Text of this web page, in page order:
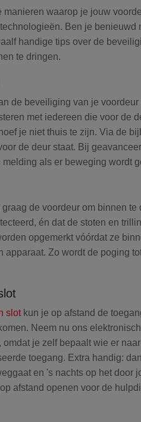
manieren waarop je jouw
Ben je
handige tips over de
te dringen.
de beveiliging van je
met iedereen die voor de
je niet thuis te zijn. Via de
de deur staat. Bij
als er beweging wordt
graag de voordeur om binnen te
én dat de stoten en
opgemerkt vóórdat ze
apparaat. Zo wordt de poging
slotkun je op afstand de
Neem nu ons
omdat je zelf bepaalt wie er
toegang. Extra handig:
en 's nachts op het door
afstand openen voor de